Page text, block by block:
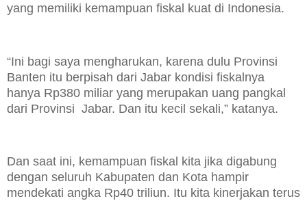
yang memiliki kemampuan fiskal kuat di Indonesia.
“Ini bagi saya mengharukan, karena dulu Provinsi
Banten itu berpisah dari Jabar kondisi fiskalnya
hanya Rp380 miliar yang merupakan uang pangkal
dari Provinsi Jabar. Dan itu kecil sekali,” katanya.
Dan saat ini, kemampuan fiskal kita jika digabung
dengan seluruh Kabupaten dan Kota hampir
mendekati angka Rp40 triliun. Itu kita kinerjakan terus